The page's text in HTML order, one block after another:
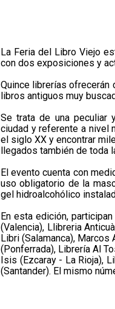
La Feria del Libro Viejo
con dos exposiciones y
Quince librerías
libros antiguos muy
Se trata de una peculiar
ciudad y referente a nivel
el siglo XX y encontrar
llegados también de toda
El evento cuenta con
uso obligatorio de la
gel hidroalcohólico
En esta edición,
(Valencia), Llibreria
Libri (Salamanca), Marcos
(Ponferrada), Librería Al
Isis (Ezcaray - La Rioja),
(Santander). El mismo